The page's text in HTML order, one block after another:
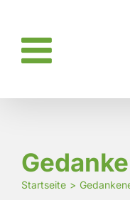
springen
Startseite